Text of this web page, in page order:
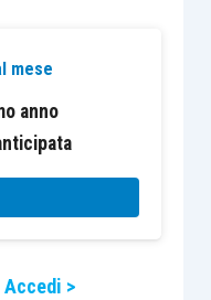
ministeriale del
dove si parla di
dal
dell’immobile il
stato rettificato (ai
con avviso di
notificato ad
mese
anno
Accedi >